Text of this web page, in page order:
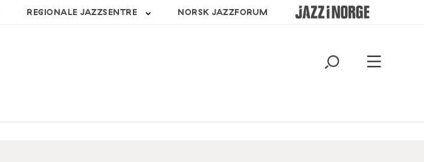
REGIONALE JAZZSENTRE NORSK JAZZFORUM